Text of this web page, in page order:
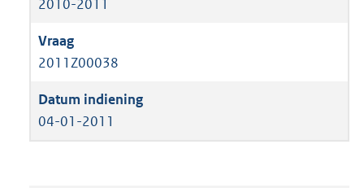
2010-2011
2011Z00038
04-01-2011